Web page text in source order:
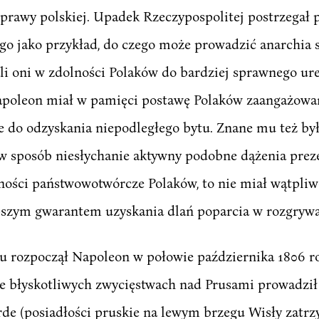
polskiej. Upadek Rzeczypospolitej
jako przykład, do czego może prowadzić
oni w zdolności Polaków do bardziej sprawnego
miał w pamięci postawę Polaków
do odzyskania niepodległego bytu. Znane mu też
niesłychanie aktywny podobne dążenia
państwowotwórcze Polaków, to nie miał
gwarantem uzyskania dlań poparcia w
rozpoczął Napoleon w połowie października 1806
zwycięstwach nad Prusami
(posiadłości pruskie na lewym brzegu Wisły